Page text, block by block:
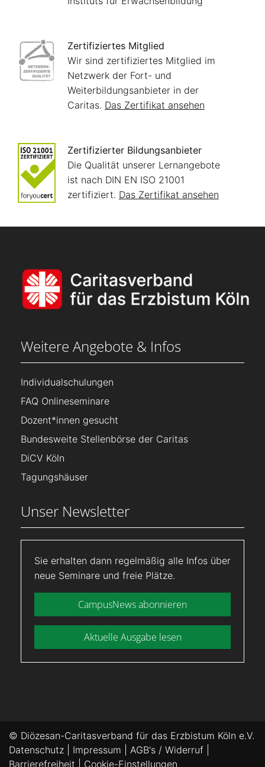
Zertifiziertes Mitglied
Wir sind zertifiziertes Mitglied im
Netzwerk der Fort- und
Weiterbildungsanbieter in der
Caritas. Das Zertifikat ansehen
Zertifizierter Bildungsanbieter
Die Qualität unserer Lernangebote
ist nach DIN EN ISO 21001
zertifiziert. Das Zertifikat ansehen
Weitere Angebote & Infos
Individualschulungen
FAQ Onlineseminare
Dozent*innen gesucht
Bundesweite Stellenbörse der Caritas
DiCV Köln
Tagungshäuser
Unser Newsletter
Sie erhalten dann regelmäßig alle Infos über
neue Seminare und freie Plätze.
CampusNews abonnieren
Aktuelle Ausgabe lesen
© Diözesan-Caritasverband für das Erzbistum Köln e.V.
Datenschutz
Impressum AGB's / Widerruf
Barrierefreiheit
Cookie-Einstellungen